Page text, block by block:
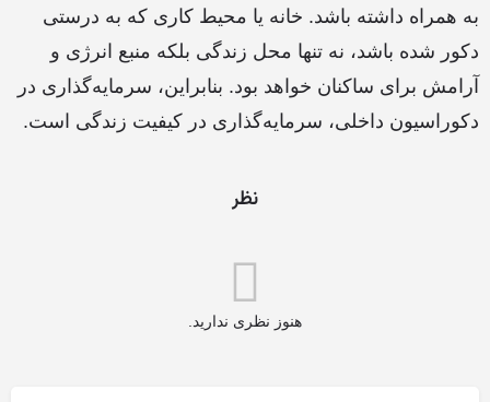
به همراه داشته باشد. خانه یا محیط کاری که به درستی
دکور شده باشد، نه تنها محل زندگی بلکه منبع انرژی و
آرامش برای ساکنان خواهد بود. بنابراین، سرمایه‌گذاری در
دکوراسیون داخلی، سرمایه‌گذاری در کیفیت زندگی است.
نظر
هنوز نظری ندارید.